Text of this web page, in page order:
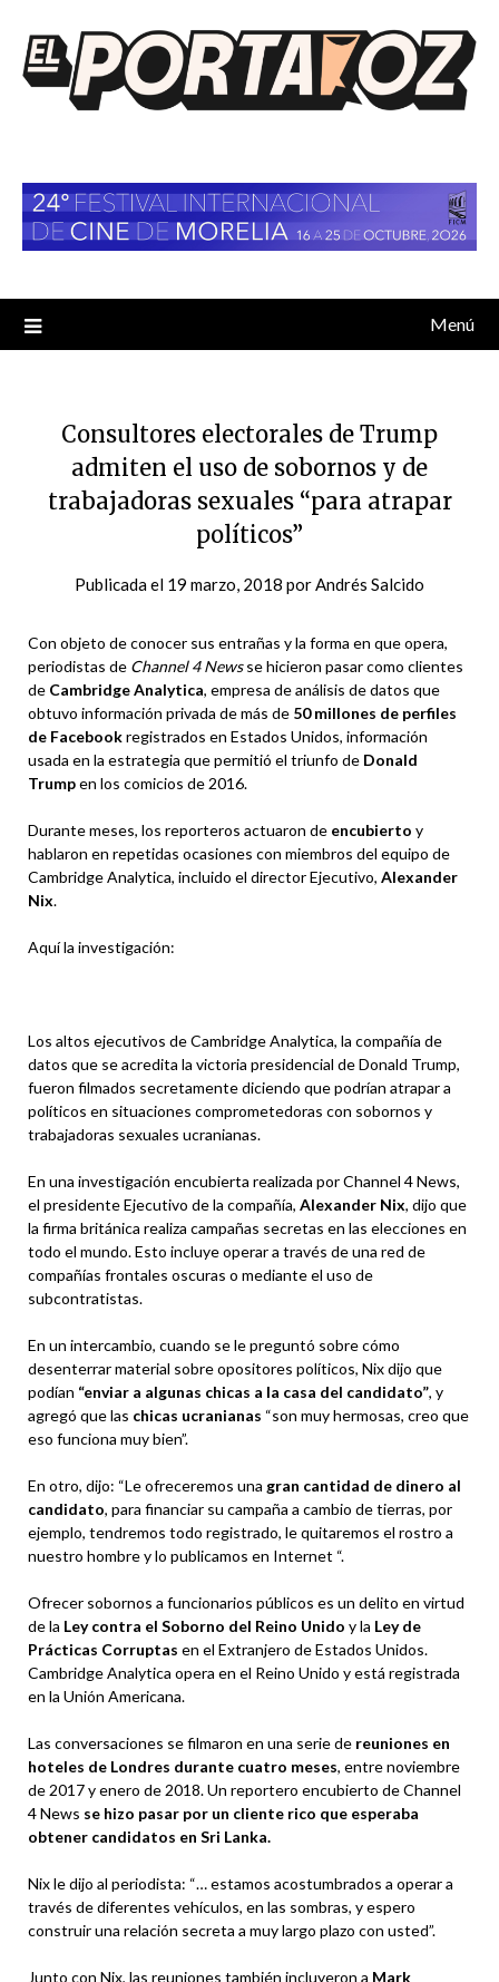
contenido
Menú
Consultores electorales de Trump
admiten el uso de sobornos y de
trabajadoras sexuales “para atrapar
políticos”
Publicada el 19 marzo, 2018 porAndrés Salcido
Con objeto de conocer sus entrañas y la forma en que opera,
periodistas de Channel 4 Newsse hicieron pasar como clientes
de Cambridge Analytica, empresa de análisis de datos que
obtuvo información privada de más de 50 millones de perfiles
de Facebookregistrados en Estados Unidos, información
usada en la estrategia que permitió el triunfo de Donald
Trumpen los comicios de 2016.
Durante meses, los reporteros actuaron de encubierto y
hablaron en repetidas ocasiones con miembros del equipo de
Cambridge Analytica, incluido el director Ejecutivo, Alexander
Nix.
Aquí la investigación:
Los altos ejecutivos de Cambridge Analytica, la compañía de
datos que se acredita la victoria presidencial de Donald Trump,
fueron filmados secretamente diciendo que podrían atrapar a
políticos en situaciones comprometedoras con sobornos y
trabajadoras sexuales ucranianas.
En una investigación encubierta realizada por Channel 4 News,
el presidente Ejecutivo de la compañía, Alexander Nix, dijo que
la firma británica realiza campañas secretas en las elecciones en
todo el mundo. Esto incluye operar a través de una red de
compañías frontales oscuras o mediante el uso de
subcontratistas.
En un intercambio, cuando se le preguntó sobre cómo
desenterrar material sobre opositores políticos, Nix dijo que
podían “enviar a algunas chicas a la casa del candidato”, y
agregó que las chicas ucranianas “son muy hermosas, creo que
eso funciona muy bien”.
En otro, dijo: “Le ofreceremos una gran cantidad de dinero al
candidato, para financiar su campaña a cambio de tierras, por
ejemplo, tendremos todo registrado, le quitaremos el rostro a
nuestro hombre y lo publicamos en Internet “.
Ofrecer sobornos a funcionarios públicos es un delito en virtud
de la Ley contra el Soborno del Reino Unido y la Ley de
Prácticas Corruptas en el Extranjero de Estados Unidos.
Cambridge Analytica opera en el Reino Unido y está registrada
en la Unión Americana.
Las conversaciones se filmaron en una serie de reuniones en
hoteles de Londres durante cuatro meses, entre noviembre
de 2017 y enero de 2018. Un reportero encubierto de Channel
4 News se hizo pasar por un cliente rico que esperaba
obtener candidatos en Sri Lanka.
Nix le dijo al periodista: “… estamos acostumbrados a operar a
través de diferentes vehículos, en las sombras, y espero
construir una relación secreta a muy largo plazo con usted”.
Junto con Nix, las reuniones también incluyeron a Mark